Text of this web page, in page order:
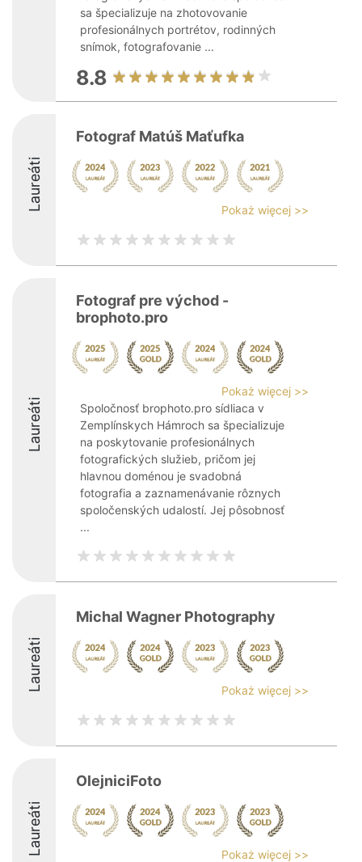
sa špecializuje na zhotovovanie
profesionálnych portrétov, rodinných
snímok, fotografovanie ...
8.8
Laureáti
Fotograf Matúš Maťufka
Pokaż więcej >>
Laureáti
Fotograf pre východ -
brophoto.pro
Pokaż więcej >>
Spoločnosť brophoto.pro sídliaca v
Zemplínskych Hámroch sa špecializuje
na poskytovanie profesionálnych
fotografických služieb, pričom jej
hlavnou doménou je svadobná
fotografia a zaznamenávanie rôznych
spoločenských udalostí. Jej pôsobnosť
...
Laureáti
Michal Wagner Photography
Pokaż więcej >>
Laureáti
OlejniciFoto
Pokaż więcej >>